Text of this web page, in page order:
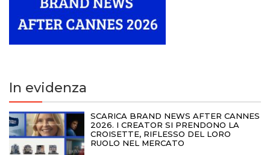
In evidenza
SCARICA BRAND NEWS AFTER CANNES
2026. I CREATOR SI PRENDONO LA
CROISETTE, RIFLESSO DEL LORO
RUOLO NEL MERCATO